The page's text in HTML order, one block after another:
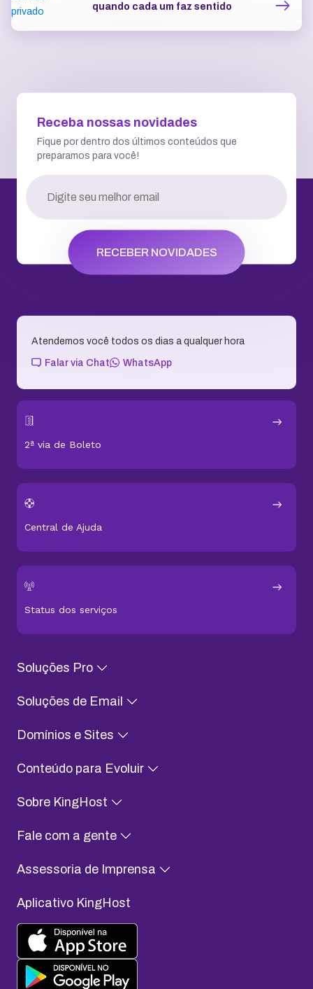
quando cada um faz sentido
Receba nossas novidades
Fique por dentro dos últimos conteúdos que
preparamos para você!
RECEBER NOVIDADES
Atendemos você todos os dias a qualquer hora
Falar via Chat WhatsApp
2ª via de Boleto
Central de Ajuda
Status dos serviços
Soluções Pro
Soluções de Email
Domínios e Sites
Conteúdo para Evoluir
Sobre KingHost
Fale com a gente
Assessoria de Imprensa
Aplicativo KingHost